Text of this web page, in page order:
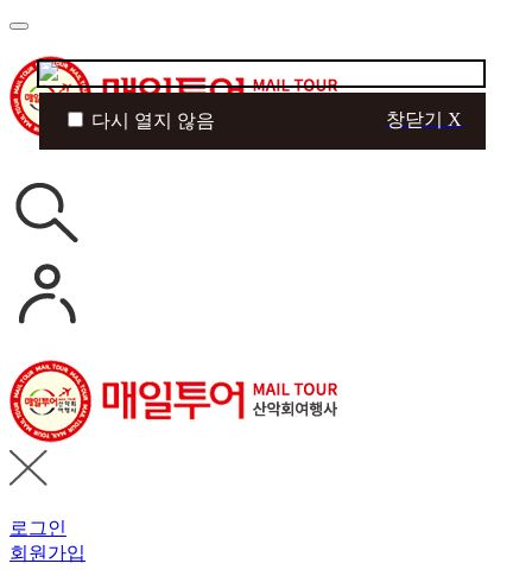
로그인
회원가입
다시 열지 않음 창닫기 X